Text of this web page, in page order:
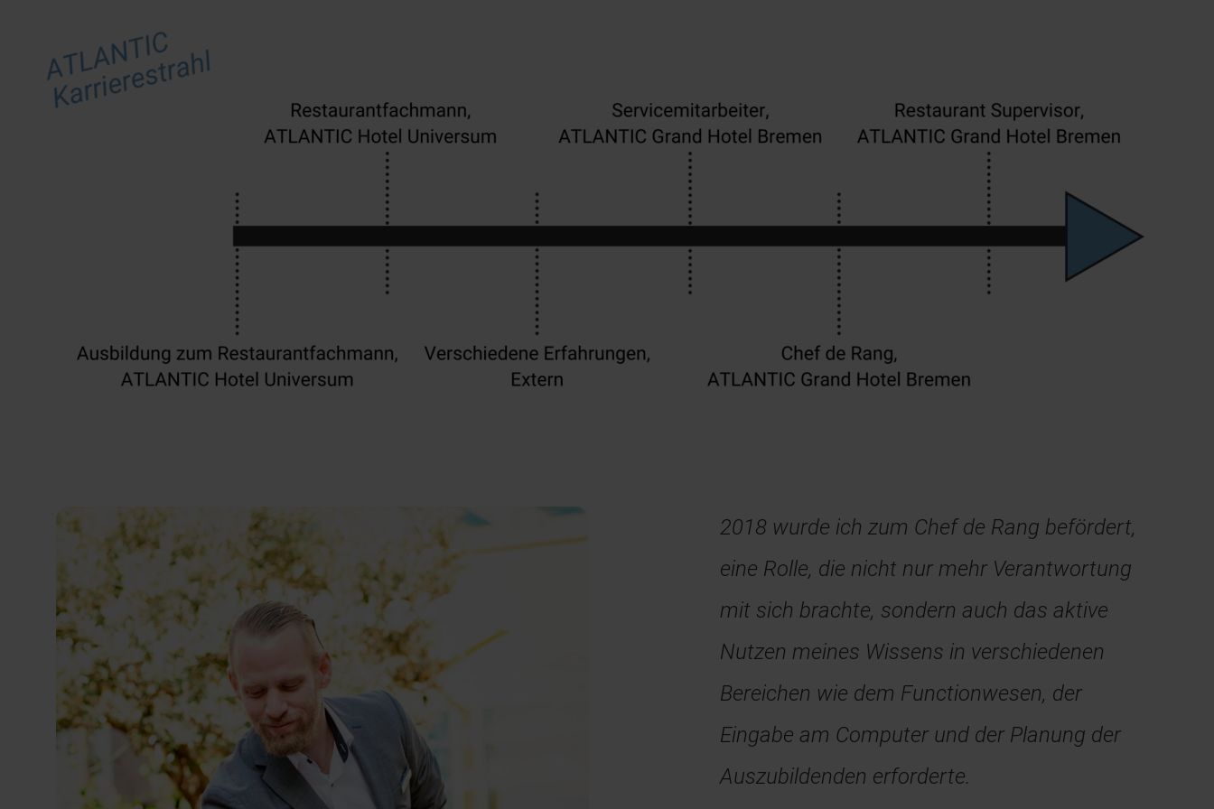
2018 wurde ich zum Chef de Rang befördert,
eine Rolle, die nicht nur mehr Verantwortung
mit sich brachte, sondern auch das aktive
Nutzen meines Wissens in verschiedenen
Bereichen wie dem Functionwesen, der
Eingabe am Computer und der Planung der
Auszubildenden erforderte.